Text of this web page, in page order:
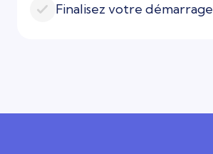
Finalisez votre démarrage